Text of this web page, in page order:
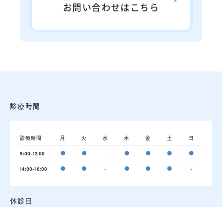
お問い合わせはこちら
診療時間
診療時間 月 火 水 木 金 土 日
9:00-12:00 ● ● - ● ● ● ●
14:00-18:00 ● ● - ● ● ● -
休診日